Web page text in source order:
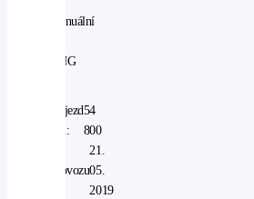
manuální
CNG
Nájezd
km:
54
800
provozu
21.
05.
2019